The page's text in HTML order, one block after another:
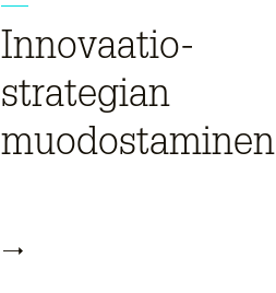
Innovaatio­
strategian
muodostaminen